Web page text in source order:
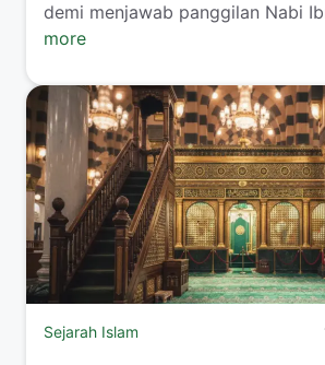
demi menjawab panggilan Nabi
more
Sejarah Islam